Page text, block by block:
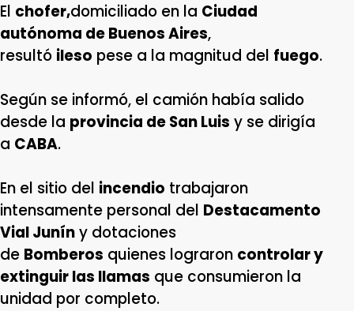
El chofer,domiciliado en la Ciudad
autónoma de Buenos Aires,
resultó ileso pese a la magnitud del fuego.
Según se informó, el camión había salido
desde la provincia de San Luis y se dirigía
a CABA.
En el sitio del incendio trabajaron
intensamente personal del Destacamento
Vial Juníny dotaciones
de Bomberos quienes lograron controlar y
extinguir las llamas que consumieron la
unidad por completo.